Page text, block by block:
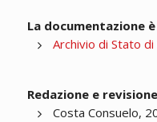
La documentazione
Archivio di Stato di
Redazione e
Costa Consuelo,